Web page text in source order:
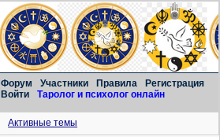
Форум Участники Правила
Регистрация
Войти
Таролог и психолог онлайн
Активные темы